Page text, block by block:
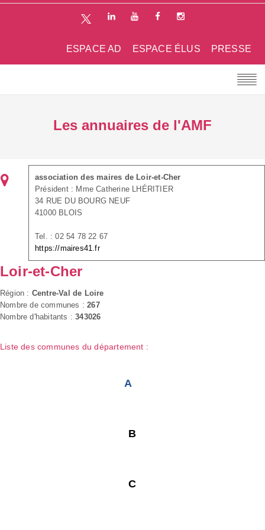
PRESSE
ESPACE ÉLUS
ESPACE AD
Les annuaires de l'AMF
association des maires de Loir-et-Cher
Président : Mme Catherine LHÉRITIER
34 RUE DU BOURG NEUF
41000 BLOIS
Tel. : 02 54 78 22 67
https://maires41.fr
Loir-et-Cher
Région : Centre-Val de Loire
Nombre de communes :267
Nombre d'habitants :343026
Liste des communes du département :
A
B
C